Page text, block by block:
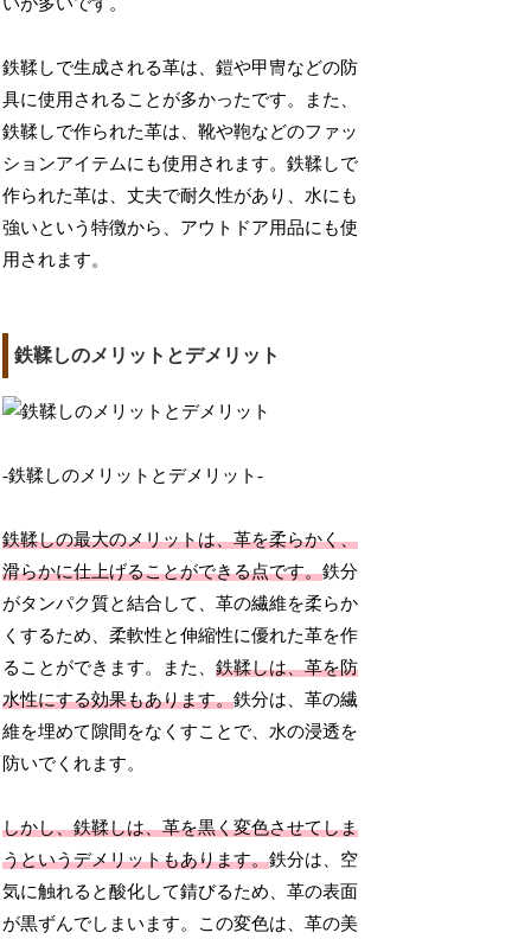
いが多いです。
鉄鞣しで生成される革は、鎧や甲冑などの防
具に使用されることが多かったです。また、
鉄鞣しで作られた革は、靴や鞄などのファッ
ションアイテムにも使用されます。鉄鞣しで
作られた革は、丈夫で耐久性があり、水にも
強いという特徴から、アウトドア用品にも使
用されます。
鉄鞣しのメリットとデメリット
-鉄鞣しのメリットとデメリット-
鉄鞣しの最大のメリットは、革を柔らかく、
滑らかに仕上げることができる点です。鉄分
がタンパク質と結合して、革の繊維を柔らか
くするため、柔軟性と伸縮性に優れた革を作
ることができます。また、鉄鞣しは、革を防
水性にする効果もあります。鉄分は、革の繊
維を埋めて隙間をなくすことで、水の浸透を
防いでくれます。
しかし、鉄鞣しは、革を黒く変色させてしま
うというデメリットもあります。鉄分は、空
気に触れると酸化して錆びるため、革の表面
が黒ずんでしまいます。この変色は、革の美